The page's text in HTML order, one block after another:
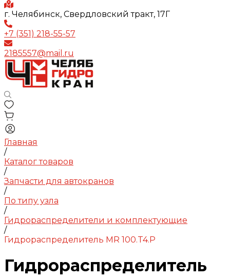
г. Челябинск, Свердловский тракт, 17Г
+7 (351) 218-55-57
2185557@mail.ru
Главная
/
Каталог товаров
/
Запчасти для автокранов
/
По типу узла
/
Гидрораспределители и комплектующие
/
Гидрораспределитель MR 100.T4.P
Гидрораспределитель